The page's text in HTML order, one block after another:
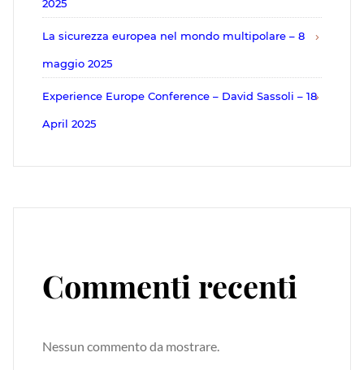
2025
La sicurezza europea nel mondo multipolare – 8
maggio 2025
Experience Europe Conference – David Sassoli – 18
April 2025
Commenti recenti
Nessun commento da mostrare.